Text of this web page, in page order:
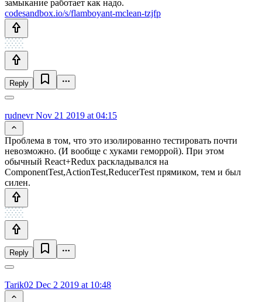
замыкание работает как надо.
codesandbox.io/s/flamboyant-mclean-tzjfp
Reply
rudnevrNov 21 2019 at 04:15
Проблема в том, что это изолированно тестировать почти
невозможно. (И вообще с хуками геморрой). При этом
обычный React+Redux раскладывался на
ComponentTest,ActionTest,ReducerTest прямиком, тем и был
силен.
Reply
Tarik02 Dec 2 2019 at 10:48